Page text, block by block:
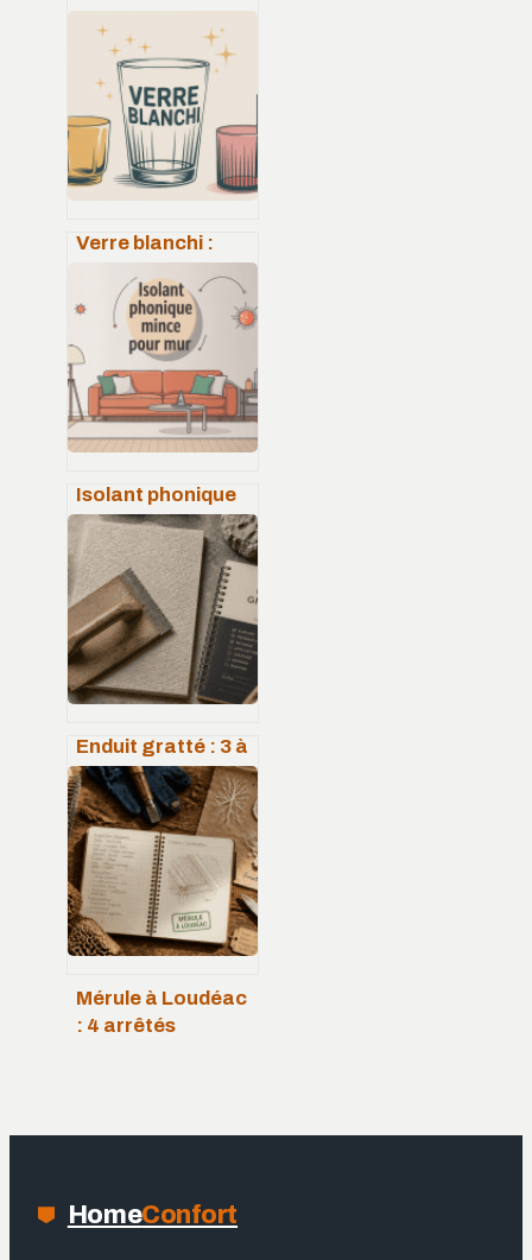
Verre blanchi :
efficaces et
prévention au
quotidien
Isolant phonique
mince pour mur :
choisir et poser le
bon matériau
Enduit gratté : 3 à
8 heures de
séchage pour une
façade durable et
esthétique
Mérule à Loudéac
: 4 arrêtés
charpente
HomeConfort